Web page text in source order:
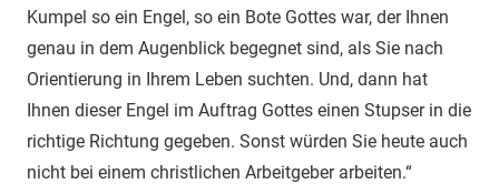
Kumpel so ein Engel, so ein Bote Gottes war, der Ihnen
genau in dem Augenblick begegnet sind, als Sie nach
Orientierung in Ihrem Leben suchten. Und, dann hat
Ihnen dieser Engel im Auftrag Gottes einen Stupser in die
richtige Richtung gegeben. Sonst würden Sie heute auch
nicht bei einem christlichen Arbeitgeber arbeiten.“